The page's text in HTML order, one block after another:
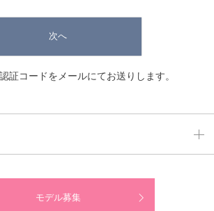
次へ
証コードをメールにてお送りします。
モデル募集